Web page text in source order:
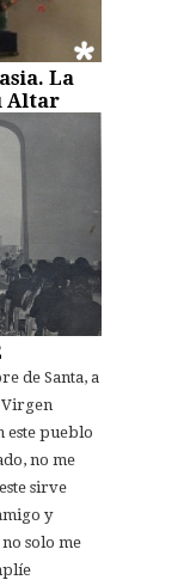
La
Altar
de Santa, a
Virgen
este pueblo
no me
sirve
y
solo me